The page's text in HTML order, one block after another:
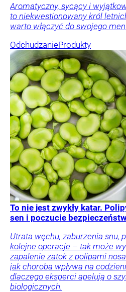
Aromatyczny, sycący i
to niekwestionowany król
warto włączyć do swojego
OdchudzanieProdukty
To nie jest zwykły katar.
sen i poczucie
Utrata węchu, zaburzenia snu,
kolejne operacje – tak może
zapalenie zatok z polipami
jak choroba wpływa na
dlaczego eksperci apelują o
biologicznych.